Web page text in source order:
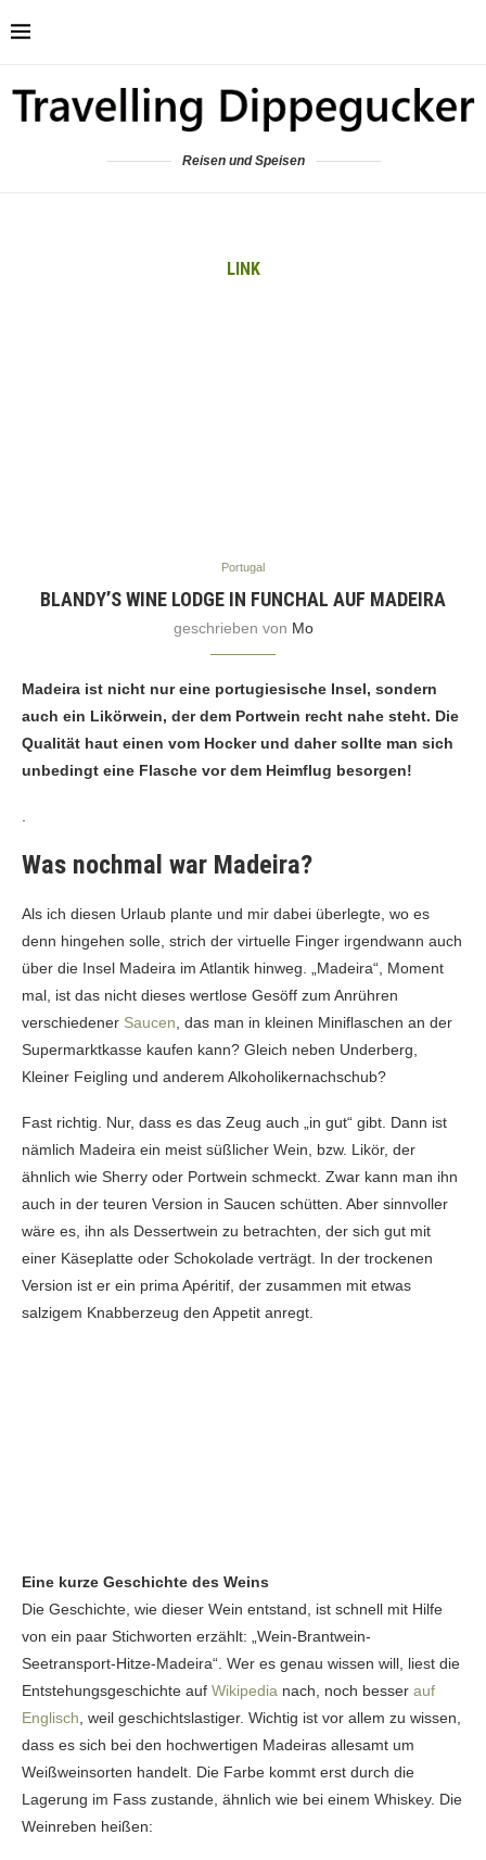
Reisen und Speisen
LINK
Portugal
BLANDY’S WINE LODGE IN FUNCHAL AUF MADEIRA
geschrieben von Mo
Madeira ist nicht nur eine portugiesische Insel, sondern
auch ein Likörwein, der dem Portwein recht nahe steht. Die
Qualität haut einen vom Hocker und daher sollte man sich
unbedingt eine Flasche vor dem Heimflug besorgen!
Was nochmal war Madeira?
Als ich diesen Urlaub plante und mir dabei überlegte, wo es
denn hingehen solle, strich der virtuelle Finger irgendwann auch
über die Insel Madeira im Atlantik hinweg. „Madeira“, Moment
mal, ist das nicht dieses wertlose Gesöff zum Anrühren
verschiedener Saucen , das man in kleinen Miniflaschen an der
Supermarktkasse kaufen kann? Gleich neben Underberg,
Kleiner Feigling und anderem Alkoholikernachschub?
Fast richtig. Nur, dass es das Zeug auch „in gut“ gibt. Dann ist
nämlich Madeira ein meist süßlicher Wein, bzw. Likör, der
ähnlich wie Sherry oder Portwein schmeckt. Zwar kann man ihn
auch in der teuren Version in Saucen schütten. Aber sinnvoller
wäre es, ihn als Dessertwein zu betrachten, der sich gut mit
einer Käseplatte oder Schokolade verträgt. In der trockenen
Version ist er ein prima Apéritif, der zusammen mit etwas
salzigem Knabberzeug den Appetit anregt.
Eine kurze Geschichte des Weins
Die Geschichte, wie dieser Wein entstand, ist schnell mit Hilfe
von ein paar Stichworten erzählt: „Wein-Brantwein-
Seetransport-Hitze-Madeira“. Wer es genau wissen will, liest die
Entstehungsgeschichte auf Wikipedia nach, noch besser auf
Englisch , weil geschichtslastiger. Wichtig ist vor allem zu wissen,
dass es sich bei den hochwertigen Madeiras allesamt um
Weißweinsorten handelt. Die Farbe kommt erst durch die
Lagerung im Fass zustande, ähnlich wie bei einem Whiskey. Die
Weinreben heißen: